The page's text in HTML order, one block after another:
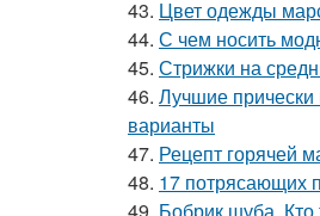
43. Цвет одежды
44. С чем носить
45. Стрижки на
46. Лучшие прически
варианты
47. Рецепт горячей
48. 17 потрясающих